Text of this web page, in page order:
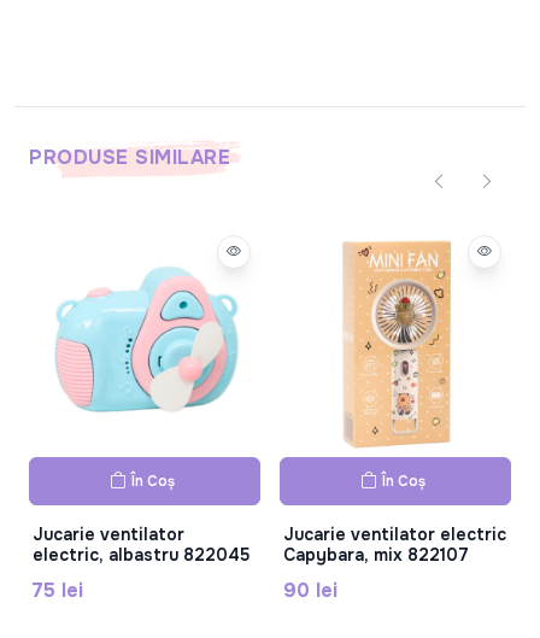
PRODUSE SIMILARE
În Coș
Jucarie ventilator
electric, albastru 822045
75 lei
În Coș
Jucarie ventilator electric
Capybara, mix 822107
90 lei